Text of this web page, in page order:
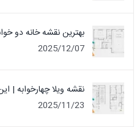
بهترین نقشه خانه دو خوابه 90 متری
2025/12/07
نقشه ویلا چهارخوابه |
2025/11/23